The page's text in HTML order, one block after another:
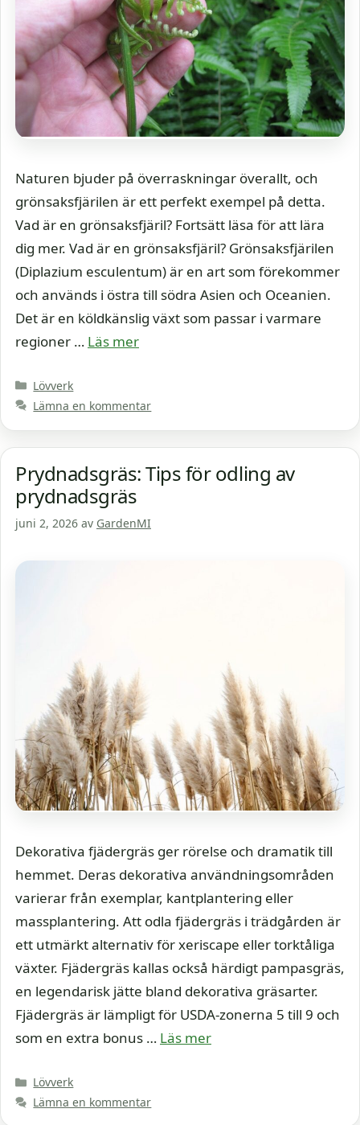
Naturen bjuder på överraskningar överallt, och
grönsaksfjärilen är ett perfekt exempel på detta.
Vad är en grönsaksfjäril? Fortsätt läsa för att lära
dig mer. Vad är en grönsaksfjäril? Grönsaksfjärilen
(Diplazium esculentum) är en art som förekommer
och används i östra till södra Asien och Oceanien.
Det är en köldkänslig växt som passar i varmare
regioner … Läs mer
Kategorier
Lövverk
Lämna en kommentar
Prydnadsgräs: Tips för odling av
prydnadsgräs
juni 2, 2026 av GardenMI
Dekorativa fjädergräs ger rörelse och dramatik till
hemmet. Deras dekorativa användningsområden
varierar från exemplar, kantplantering eller
massplantering. Att odla fjädergräs i trädgården är
ett utmärkt alternativ för xeriscape eller torktåliga
växter. Fjädergräs kallas också härdigt pampasgräs,
en legendarisk jätte bland dekorativa gräsarter.
Fjädergräs är lämpligt för USDA-zonerna 5 till 9 och
som en extra bonus … Läs mer
Kategorier
Lövverk
Lämna en kommentar